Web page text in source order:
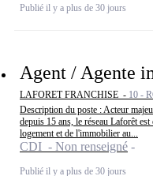
Publié il y a plus de 30 jours
Agent / Agente
LAFORET FRANCHISE - 10 -
Description du poste : Acteur
depuis 15 ans, le réseau Laforêt
logement et de l'immobilier au...
CDI - Non renseigné
Publié il y a plus de 30 jours